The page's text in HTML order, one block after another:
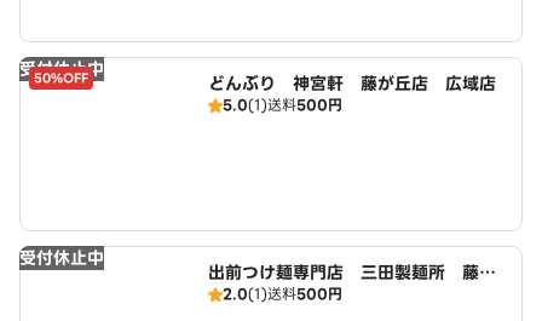
受付休止中
50%OFF どんぶり 神宮軒 藤が丘店 広域店
5.0(1)送料500円
受付休止中
出前つけ麺専門店 三田製麺所 藤が
丘店 広域店
2.0(1)送料500円